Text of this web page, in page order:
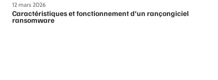
12 mars 2026
Caractéristiques et fonctionnement d’un rançongiciel
ransomware